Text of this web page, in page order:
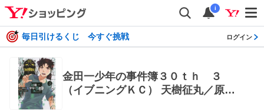
i
毎日引けるくじ 今すぐ挑戦 ログイン
金田一少年の事件簿３０ｔｈ ３
（イブニングＫＣ） 天樹征丸／原